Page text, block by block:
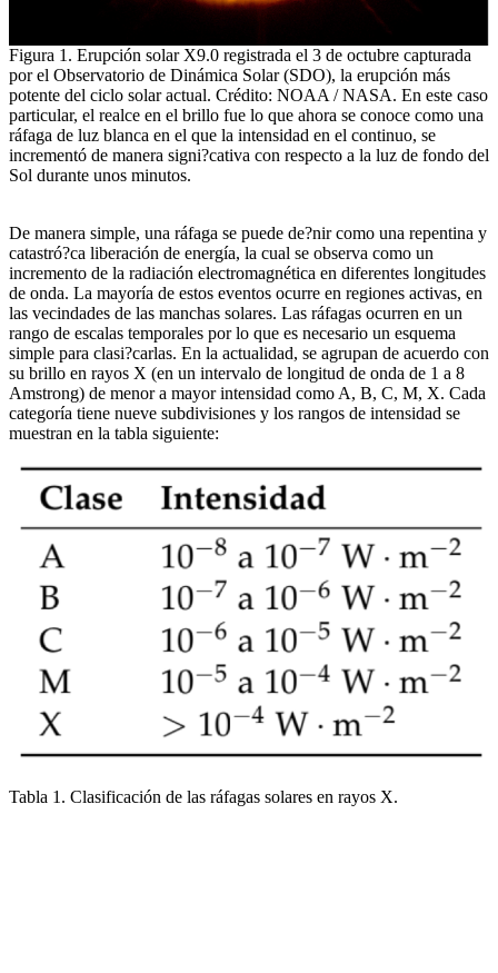
Figura 1. Erupción solar X9.0 registrada el 3 de octubre capturada
por el Observatorio de Dinámica Solar (SDO), la erupción más
potente del ciclo solar actual. Crédito: NOAA / NASA. En este caso
particular, el realce en el brillo fue lo que ahora se conoce como una
ráfaga de luz blanca en el que la intensidad en el continuo, se
incrementó de manera signi?cativa con respecto a la luz de fondo del
Sol durante unos minutos.
De manera simple, una ráfaga se puede de?nir como una repentina y
catastró?ca liberación de energía, la cual se observa como un
incremento de la radiación electromagnética en diferentes longitudes
de onda. La mayoría de estos eventos ocurre en regiones activas, en
las vecindades de las manchas solares. Las ráfagas ocurren en un
rango de escalas temporales por lo que es necesario un esquema
simple para clasi?carlas. En la actualidad, se agrupan de acuerdo con
su brillo en rayos X (en un intervalo de longitud de onda de 1 a 8
Amstrong) de menor a mayor intensidad como A, B, C, M, X. Cada
categoría tiene nueve subdivisiones y los rangos de intensidad se
muestran en la tabla siguiente:
Tabla 1. Clasificación de las ráfagas solares en rayos X.